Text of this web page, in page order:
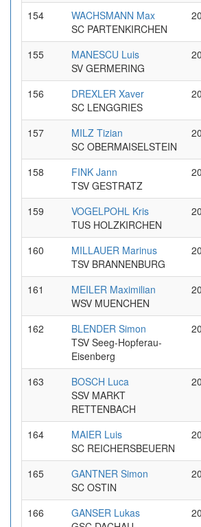
154
WACHSMANN Max
SC PARTENKIRCHEN
155
MANESCU Luis
SV GERMERING
156
DREXLER Xaver
SC LENGGRIES
157
MILZ Tizian
SC OBERMAISELSTEIN
158
FINK Jann
TSV GESTRATZ
159
VOGELPOHL Kris
TUS HOLZKIRCHEN
160
MILLAUER Marinus
TSV BRANNENBURG
161
MEILER Maximilian
WSV MUENCHEN
162
BLENDER Simon
TSV Seeg-Hopferau-
Eisenberg
163
BOSCH Luca
SSV MARKT
RETTENBACH
164
MAIER Luis
SC REICHERSBEUERN
165
GANTNER Simon
SC OSTIN
166
GANSER Lukas